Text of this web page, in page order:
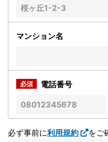
マンション名
電話番号
必ず事前に利用規約
をご